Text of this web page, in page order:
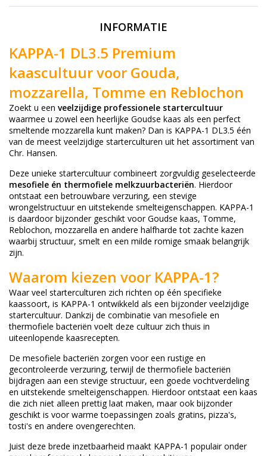
INFORMATIE
KAPPA-1 DL3.5 Premium
kaascultuur voor Gouda,
mozzarella, Tomme en Reblochon
Zoekt u een veelzijdige professionele startercultuur
waarmee u zowel een heerlijke Goudse kaas als een perfect
smeltende mozzarella kunt maken? Dan is KAPPA-1 DL3.5 één
van de meest veelzijdige starterculturen uit het assortiment van
Chr. Hansen.
Deze unieke startercultuur combineert zorgvuldig geselecteerde
mesofiele én thermofiele melkzuurbacteriën. Hierdoor
ontstaat een betrouwbare verzuring, een stevige
wrongelstructuur en uitstekende smelteigenschappen. KAPPA-1
is daardoor bijzonder geschikt voor Goudse kaas, Tomme,
Reblochon, mozzarella en andere halfharde tot zachte kazen
waarbij structuur, smelt en een milde romige smaak belangrijk
zijn.
Waarom kiezen voor KAPPA-1?
Waar veel starterculturen zich richten op één specifieke
kaassoort, is KAPPA-1 ontwikkeld als een bijzonder veelzijdige
startercultuur. Dankzij de combinatie van mesofiele en
thermofiele bacteriën voelt deze cultuur zich thuis in
uiteenlopende kaasrecepten.
De mesofiele bacteriën zorgen voor een rustige en
gecontroleerde verzuring, terwijl de thermofiele bacteriën
bijdragen aan een stevige structuur, een goede vochtverdeling
en uitstekende smelteigenschappen. Hierdoor ontstaat een kaas
die zich niet alleen prettig laat maken, maar ook bijzonder
geschikt is voor warme toepassingen zoals gratins, pizza's,
tosti's en andere ovengerechten.
Juist deze brede inzetbaarheid maakt KAPPA-1 populair onder